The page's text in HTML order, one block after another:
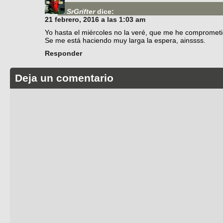
SrGrifter dice:
21 febrero, 2016 a las 1:03 am
Yo hasta el miércoles no la veré, que me he
Se me está haciendo muy larga la espera, ainssss.
Responder
Deja un comentario